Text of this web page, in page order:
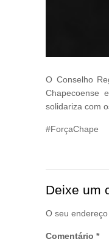
O Conselho
Chapecoense
solidariza com
#ForçaChape
Deixe um
O seu
Comentário *